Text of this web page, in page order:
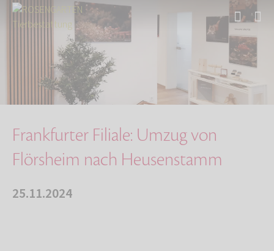
Über uns
Aktuelles
Frankfurter Filiale: Umzug von Flörsheim nach…
Frankfurter Filiale: Umzug von
Flörsheim nach Heusenstamm
25.11.2024